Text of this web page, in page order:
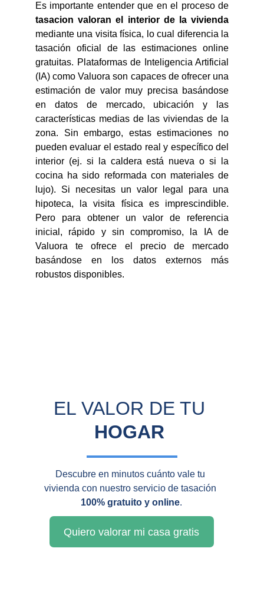
Es importante entender que en el proceso de
tasacion valoran el interior de la vivienda
mediante una visita física, lo cual diferencia la
tasación oficial de las estimaciones online
gratuitas. Plataformas de Inteligencia Artificial
(IA) como Valuora son capaces de ofrecer una
estimación de valor muy precisa basándose
en datos de mercado, ubicación y las
características medias de las viviendas de la
zona. Sin embargo, estas estimaciones no
pueden evaluar el estado real y específico del
interior (ej. si la caldera está nueva o si la
cocina ha sido reformada con materiales de
lujo). Si necesitas un valor legal para una
hipoteca, la visita física es imprescindible.
Pero para obtener un valor de referencia
inicial, rápido y sin compromiso, la IA de
Valuora te ofrece el precio de mercado
basándose en los datos externos más
robustos disponibles.
EL VALOR DE TU
HOGAR
Quiero valorar mi casa gratis
Descubre en minutos cuánto vale tu
vivienda con nuestro servicio de tasación
100% gratuito y online.